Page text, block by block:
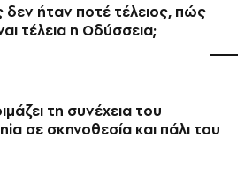
ήταν ποτέ τέλειος, πώς
τέλεια η Οδύσσεια;
τη συνέχεια του
σε σκηνοθεσία και πάλι του